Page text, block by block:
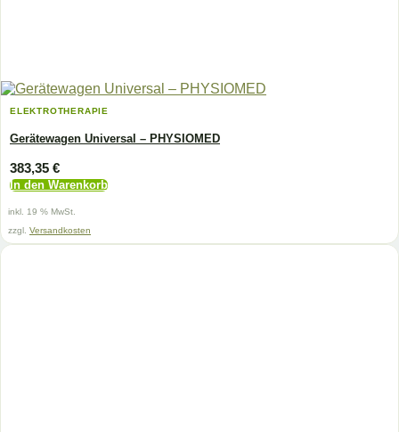
ELEKTROTHERAPIE
Gerätewagen Universal – PHYSIOMED
383,35 €
In den Warenkorb
inkl. 19 % MwSt.
zzgl. Versandkosten